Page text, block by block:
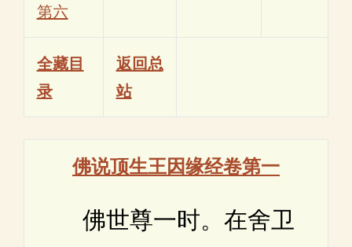
第六
全藏目
录
返回总
站
佛说顶生王因缘经卷第一
佛世尊一时。在舍卫